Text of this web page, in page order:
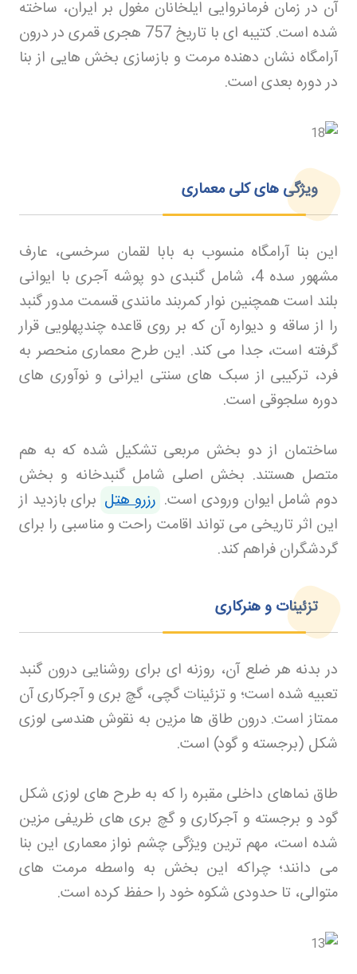
آن در زمان فرمانروایی ایلخانان مغول بر ایران، ساخته
شده است. کتیبه ای با تاریخ 757 هجری قمری در درون
آرامگاه نشان دهنده مرمت و بازسازی بخش هایی از بنا
در دوره بعدی است.
ویژگی های کلی معماری
این بنا آرامگاه منسوب به بابا لقمان سرخسی، عارف
مشهور سده 4، شامل گنبدی دو پوشه آجری با ایوانی
بلند است همچنین نوار کمربند مانندی قسمت مدور گنبد
را از ساقه و دیواره آن که بر روی قاعده چندپهلویی قرار
گرفته است، جدا می کند. این طرح معماری منحصر به
فرد، ترکیبی از سبک های سنتی ایرانی و نوآوری های
دوره سلجوقی است.
ساختمان از دو بخش مربعی تشکیل شده که به هم
متصل هستند. بخش اصلی شامل گنبدخانه و بخش
دوم شامل ایوان ورودی است. رزرو هتل برای بازدید از
این اثر تاریخی می تواند اقامت راحت و مناسبی را برای
گردشگران فراهم کند.
تزئینات و هنرکاری
در بدنه هر ضلع آن، روزنه ای برای روشنایی درون گنبد
تعبیه شده است؛ و تزئینات گچی، گچ بری و آجرکاری آن
ممتاز است. درون طاق ها مزین به نقوش هندسی لوزی
شکل (برجسته و گود) است.
طاق نماهای داخلی مقبره را که به طرح های لوزی شکل
گود و برجسته و آجرکاری و گچ بری های ظریفی مزین
شده است، مهم ترین ویژگی چشم نواز معماری این بنا
می دانند؛ چراکه این بخش به واسطه مرمت های
متوالی، تا حدودی شکوه خود را حفظ کرده است.